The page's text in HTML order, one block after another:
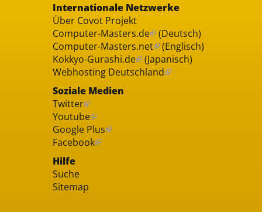
Internationale Netzwerke
Über Covot Projekt
Computer-Masters.de (Deutsch)
Computer-Masters.net (Englisch)
Kokkyo-Gurashi.de (Japanisch)
Webhosting Deutschland
Soziale Medien
Twitter
Youtube
Google Plus
Facebook
Hilfe
Suche
Sitemap